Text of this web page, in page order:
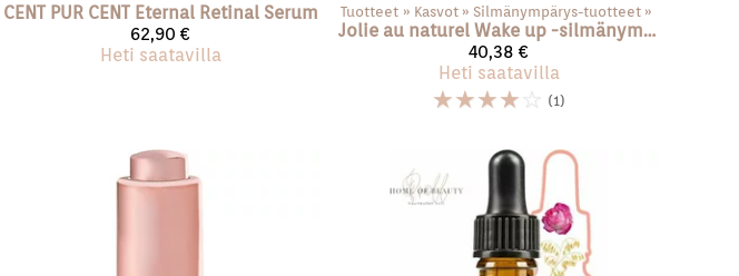
CENT PUR CENT Eternal Retinal Serum
62,90 €
Heti saatavilla
Tuotteet ‪» Kasvot ‪» Silmänympärys-tuotteet ‪»
Jolie au naturel
Wake up -silmänympärysseerumi
40,38 €
Heti saatavilla
☆☆☆☆☆ (1)